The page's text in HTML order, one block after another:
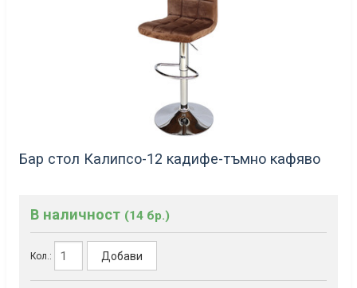
Бар стол Калипсо-12 кадифе-тъмно кафяво
В наличност (14 бр.)
Кол.: Добави